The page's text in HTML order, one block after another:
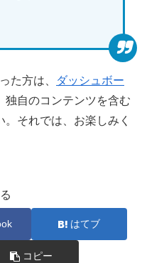
た方は、
ダッシュボー
独自のコンテンツを含む
それでは、お楽しみく
はてブ
コピー